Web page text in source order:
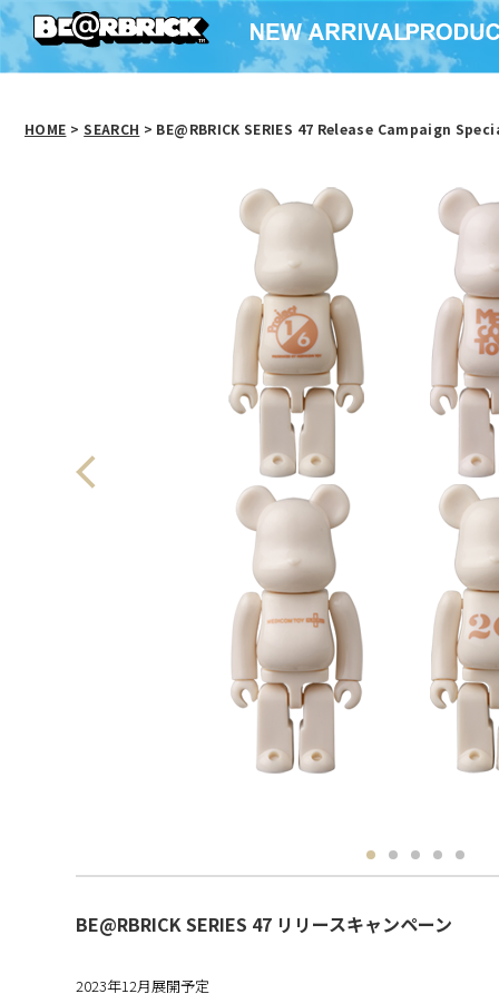
HOME > SEARCH > BE@RBRICK SERIES 47 Release Campaign
BE@RBRICK SERIES 47 リリースキャンペーン
2023年12月展開予定